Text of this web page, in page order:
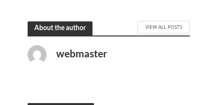
About the author VIEW ALL POSTS
webmaster